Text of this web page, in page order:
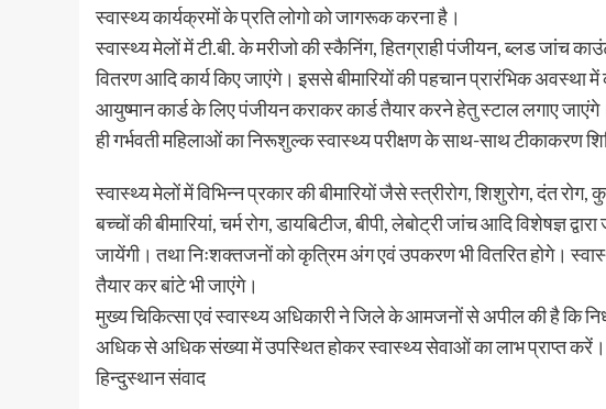
स्वास्थ्य कार्यक्रमों के प्रति लोगो को जागरूक करना है।
स्वास्थ्य मेलों में टी.बी. के मरीजो की स्कैनिंग, हितग्राही पंजीयन, ब्लड जांच
वितरण आदि कार्य किए जाएंगे। इससे बीमारियों की पहचान प्रारंभिक
आयुष्मान कार्ड के लिए पंजीयन कराकर कार्ड तैयार करने हेतु स्टाल लगाए
ही गर्भवती महिलाओं का निरूशुल्क स्वास्थ्य परीक्षण के साथ-साथ टीकाकरण
स्वास्थ्य मेलों में विभिन्न प्रकार की बीमारियों जैसे स्त्रीरोग, शिशुरोग, दंत
बच्चों की बीमारियां, चर्म रोग, डायबिटीज, बीपी, लेबोट्री जांच आदि विशेषज्ञ
जायेंगी। तथा निःशक्तजनों को कृत्रिम अंग एवं उपकरण भी वितरित होगे।
तैयार कर बांटे भी जाएंगे।
मुख्य चिकित्सा एवं स्वास्थ्य अधिकारी ने जिले के आमजनों से अपील की है कि
अधिक से अधिक संख्या में उपस्थित होकर स्वास्थ्य सेवाओं का लाभ प्राप्त करें।
हिन्दुस्थान संवाद